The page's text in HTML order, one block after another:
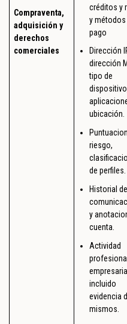
Compraventa,
adquisición y
derechos
comerciales
créditos y
y métodos
pago
Dirección
dirección
tipo de
ubicación.
riesgo,
de perfiles.
Historial de
y
cuenta.
Actividad
incluido
evidencia
mismos.